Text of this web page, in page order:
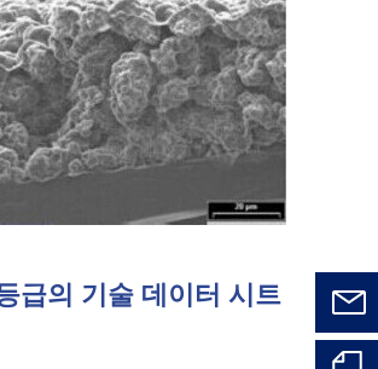
급의 기술 데이터 시트